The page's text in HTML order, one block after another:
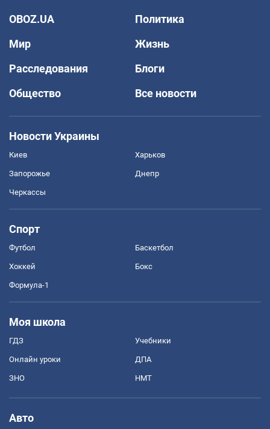
OBOZ.UA
Политика
Мир
Жизнь
Расследования
Блоги
Общество
Все новости
Новости Украины
Киев Харьков
Запорожье Днепр
Черкассы
Спорт
Футбол Баскетбол
Хоккей Бокс
Формула-1
Моя школа
ГДЗ Учебники
Онлайн уроки ДПА
ЗНО НМТ
Авто